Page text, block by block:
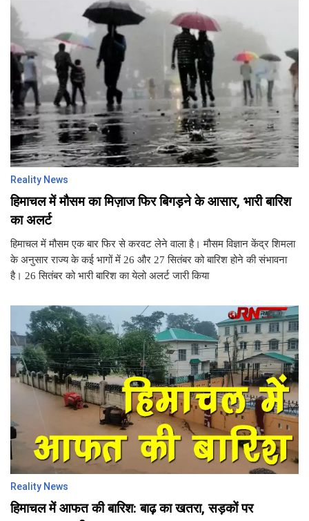
Reality News
हिमाचल में मौसम का मिज़ाज फिर बिगड़ने के आसार, भारी बारिश
का अलर्ट
हिमाचल में मौसम एक बार फिर से करवट लेने वाला है। मौसम विज्ञान केंद्र शिमला
के अनुसार राज्य के कई भागों में 26 और 27 सितंबर को बारिश होने की संभावना
है। 26 सितंबर को भारी बारिश का येलो अलर्ट जारी किया
Reality News
हिमाचल में आफत की बारिश: बाढ़ का खतरा, सड़कों पर